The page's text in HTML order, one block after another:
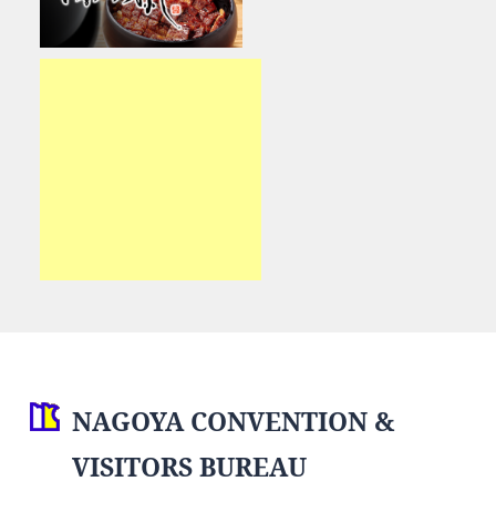
NAGOYA CONVENTION &
VISITORS BUREAU